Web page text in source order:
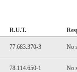
R.U.T.
77.683.370-3 No
78.114.650-1 No